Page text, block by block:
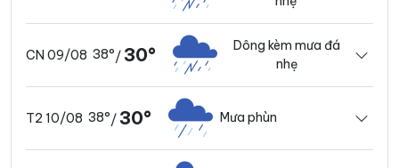
CN 09/08 38°/30°
Dông kèm mưa đá
nhẹ
T2 10/08 38°/30° Mưa phùn